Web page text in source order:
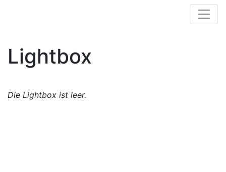
Lightbox
Die Lightbox ist leer.